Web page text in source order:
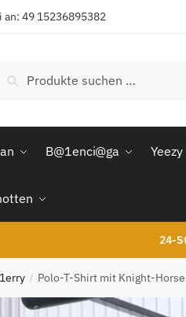
an: 49 15236895382
nach:
Suchen
B@1enci@ga Yeezy
24-
/ Polo-T-Shirt mit Knight-